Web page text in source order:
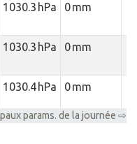
1030.3 hPa 0 mm
1030.3 hPa 0 mm
1030.4 hPa 0 mm
params. de la journée ⇨